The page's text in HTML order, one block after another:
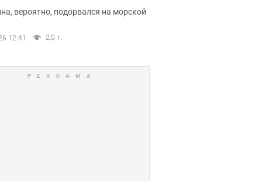
вероятно, подорвался на морской
12:41 2,0 т.